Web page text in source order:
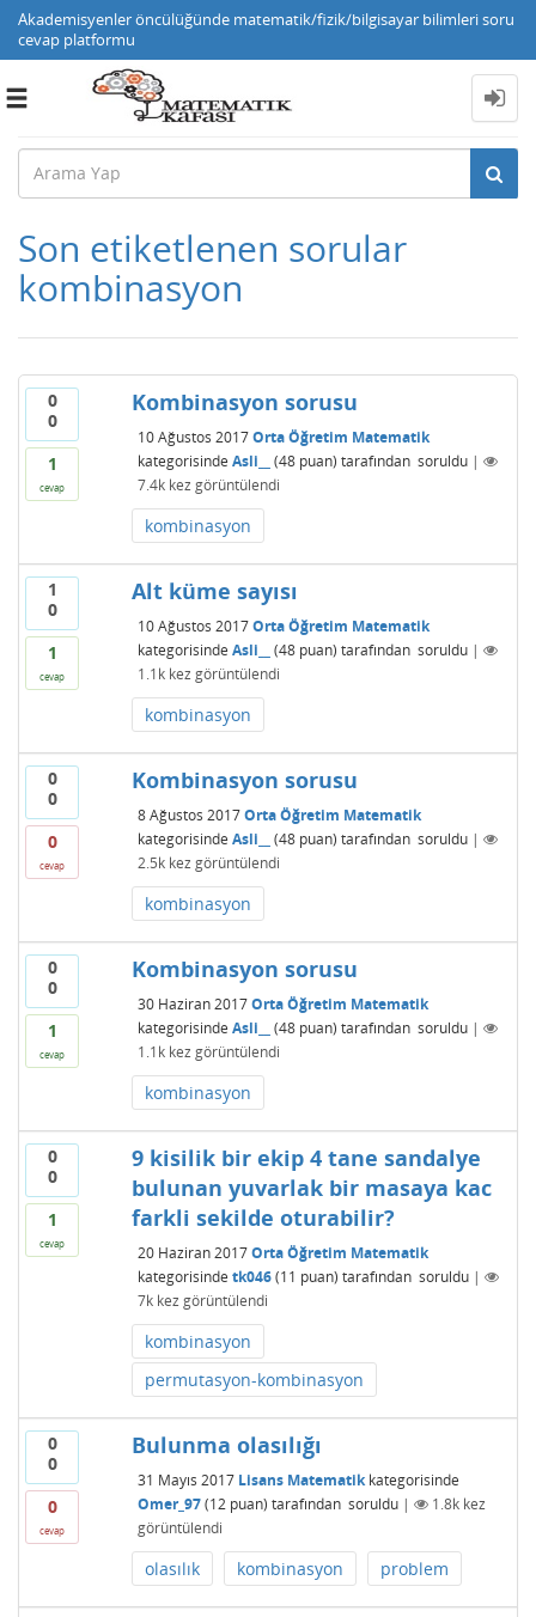
Akademisyenler öncülüğünde matematik/fizik/bilgisayar bilimleri soru
cevap platformu
Toggle
Son etiketlenen sorular
kombinasyon
0
0
1
cevap
Kombinasyon sorusu
10 Ağustos 2017 Orta Öğretim Matematik
kategorisinde Asli__ (48puan) tarafından soruldu |
7.4kkez görüntülendi
kombinasyon
1
0
1
cevap
Alt küme sayısı
10 Ağustos 2017 Orta Öğretim Matematik
kategorisinde Asli__ (48puan) tarafından soruldu |
1.1kkez görüntülendi
kombinasyon
0
0
0
cevap
Kombinasyon sorusu
8 Ağustos 2017 Orta Öğretim Matematik
kategorisinde Asli__ (48puan) tarafından soruldu |
2.5kkez görüntülendi
kombinasyon
0
0
1
cevap
Kombinasyon sorusu
30 Haziran 2017 Orta Öğretim Matematik
kategorisinde Asli__ (48puan) tarafından soruldu |
1.1kkez görüntülendi
kombinasyon
0
0
1
cevap
9 kisilik bir ekip 4 tane sandalye
bulunan yuvarlak bir masaya kac
farkli sekilde oturabilir?
20 Haziran 2017 Orta Öğretim Matematik
kategorisinde tk046 (11 puan) tarafından soruldu |
7kkez görüntülendi
kombinasyon
permutasyon-kombinasyon
0
0
0
cevap
Bulunma olasılığı
31 Mayıs 2017 Lisans Matematikkategorisinde
Omer_97 (12puan) tarafından soruldu | 1.8kkez
görüntülendi
olasılık kombinasyon problem